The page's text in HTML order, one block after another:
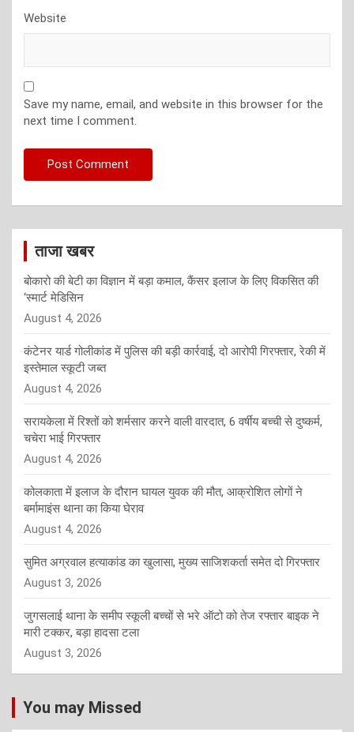
Website
Save my name, email, and website in this browser for the
next time I comment.
ताजा खबर
बोकारो की बेटी का विज्ञान में बड़ा कमाल, कैंसर इलाज के लिए विकसित की
‘स्मार्ट मेडिसिन
August 4, 2026
कंटेनर यार्ड गोलीकांड में पुलिस की बड़ी कार्रवाई, दो आरोपी गिरफ्तार, रेकी में
इस्तेमाल स्कूटी जब्त
August 4, 2026
सरायकेला में रिश्तों को शर्मसार करने वाली वारदात, 6 वर्षीय बच्ची से दुष्कर्म,
चचेरा भाई गिरफ्तार
August 4, 2026
कोलकाता में इलाज के दौरान घायल युवक की मौत, आक्रोशित लोगों ने
बर्मामाइंस थाना का किया घेराव
August 4, 2026
सुमित अग्रवाल हत्याकांड का खुलासा, मुख्य साजिशकर्ता समेत दो गिरफ्तार
August 3, 2026
जुगसलाई थाना के समीप स्कूली बच्चों से भरे ऑटो को तेज रफ्तार बाइक ने
मारी टक्कर, बड़ा हादसा टला
August 3, 2026
You may Missed